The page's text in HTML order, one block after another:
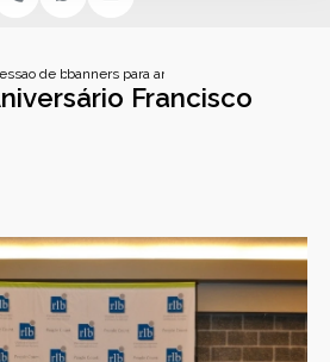
de banner
banners para aniversario francisco
Francisco